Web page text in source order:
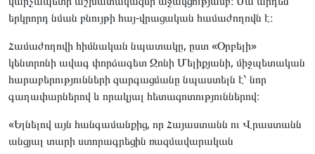
երկրորդ նման բնույթի հայ-վրացական համաժողովն է։
Համաժողովի հիմնական նպատակը, ըստ «Օրբելի»
կենտրոնի ավագ փորձագետ Ջոնի Մելիքյանի, միջպետական
հարաբերությունների զարգացմանը նպաստելն է՝ նոր
գաղափարներով և որակյալ հետազոտություններով։
«Ելնելով այն հանգամանքից, որ Հայաստանն ու Վրաստանն
անցյալ տարի ստորագրեցին ռազմավարական